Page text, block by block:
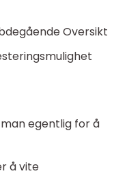
Oversikt
egentlig for å
å vite